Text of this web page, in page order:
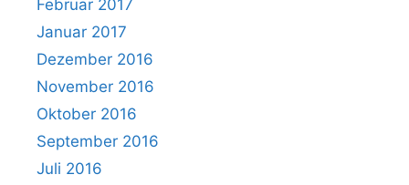
Februar 2017
Januar 2017
Dezember 2016
November 2016
Oktober 2016
September 2016
Juli 2016